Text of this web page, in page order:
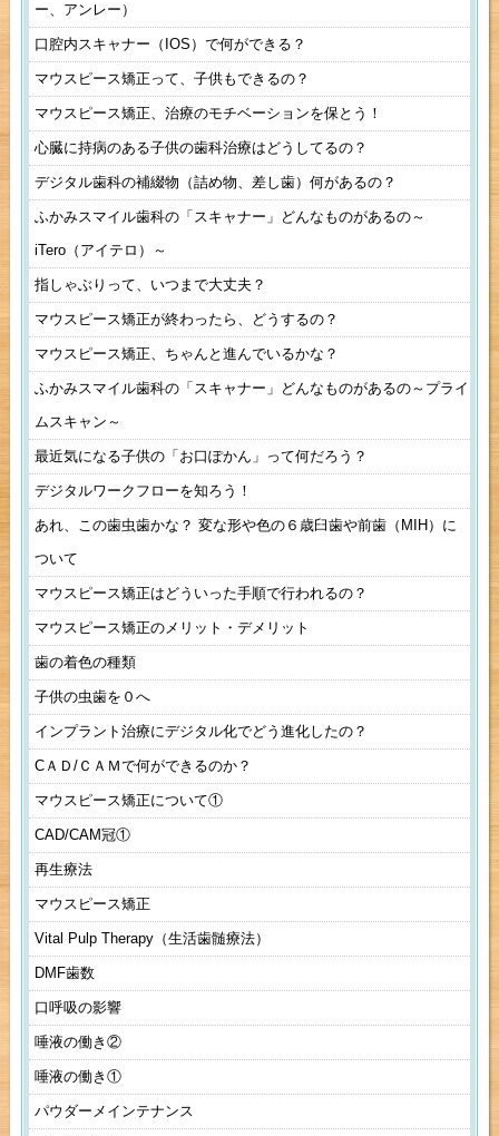
ー、アンレー）
口腔内スキャナー（IOS）で何ができる？
マウスピース矯正って、子供もできるの？
マウスピース矯正、治療のモチベーションを保とう！
心臓に持病のある子供の歯科治療はどうしてるの？
デジタル歯科の補綴物（詰め物、差し歯）何があるの？
ふかみスマイル歯科の「スキャナー」どんなものがあるの～
iTero（アイテロ）～
指しゃぶりって、いつまで大丈夫？
マウスピース矯正が終わったら、どうするの？
マウスピース矯正、ちゃんと進んでいるかな？
ふかみスマイル歯科の「スキャナー」どんなものがあるの～プライ
ムスキャン～
最近気になる子供の「お口ぽかん」って何だろう？
デジタルワークフローを知ろう！
あれ、この歯虫歯かな？ 変な形や色の６歳臼歯や前歯（MIH）に
ついて
マウスピース矯正はどういった手順で行われるの？
マウスピース矯正のメリット・デメリット
歯の着色の種類
子供の虫歯を０へ
インプラント治療にデジタル化でどう進化したの？
CＡＤ/ＣＡＭで何ができるのか？
マウスピース矯正について①
CAD/CAM冠①
再生療法
マウスピース矯正
Vital Pulp Therapy（生活歯髄療法）
DMF歯数
口呼吸の影響
唾液の働き②
唾液の働き①
パウダーメインテナンス